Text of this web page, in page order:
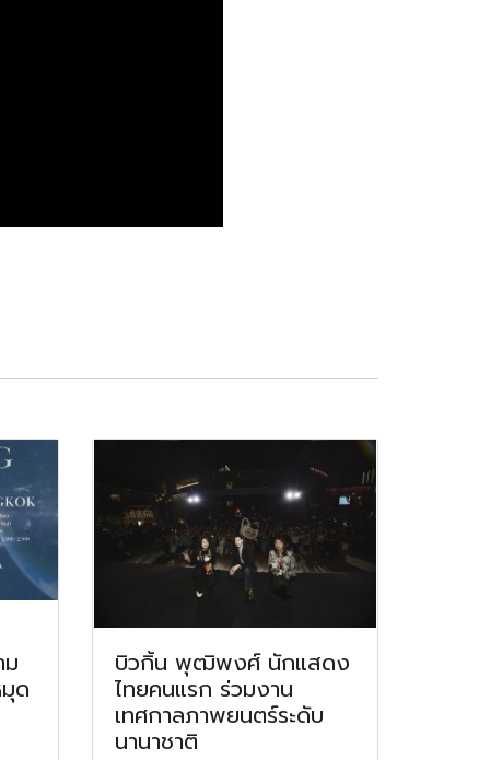
ด
บิวกิ้น พุฒิพงศ์ นักแสดง
ไทยคนแรก ร่วมงาน
เทศกาลภาพยนตร์ระดับ
นานาชาติ